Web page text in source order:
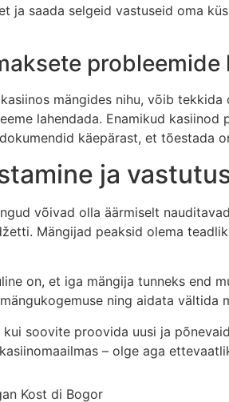
ja saada selgeid vastuseid oma
probleemide
mängides nihu, võib
lahendada. Enamikud
käepärast, et tõestada
ja
võivad olla äärmiselt
Mängijad peaksid olema
on, et iga mängija tunneks end
ning aidata vältida
kui soovite proovida uusi ja
– olge aga
Kost di Bogor